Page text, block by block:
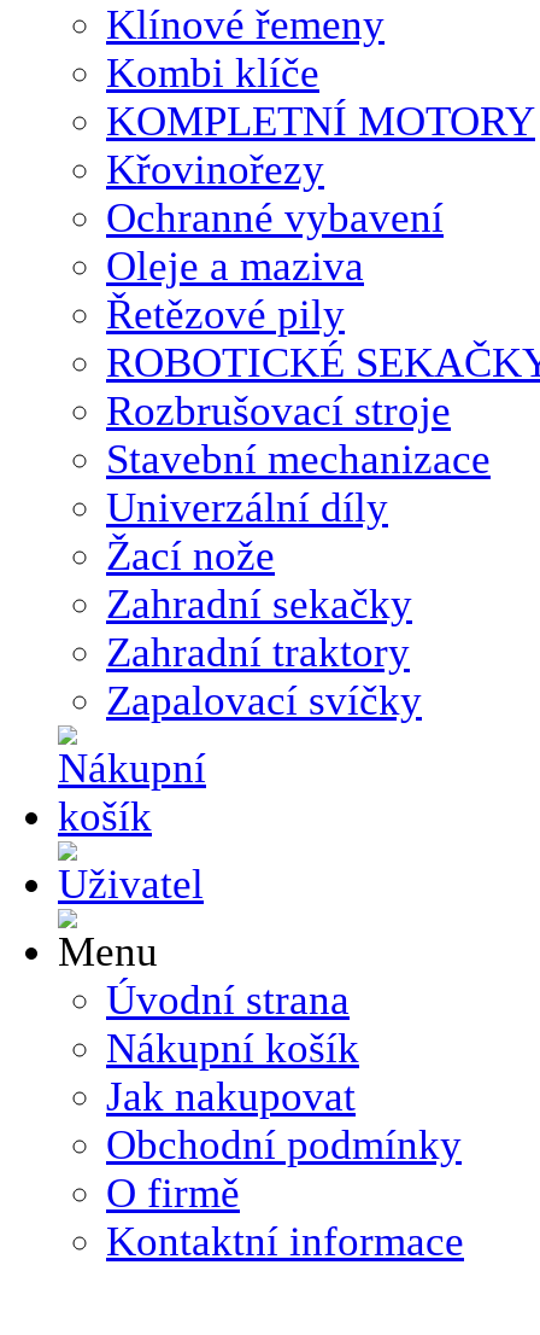
Klínové řemeny
Kombi klíče
KOMPLETNÍ MOTORY
Křovinořezy
Ochranné vybavení
Oleje a maziva
Řetězové pily
ROBOTICKÉ
Rozbrušovací stroje
Stavební mechanizace
Univerzální díly
Žací nože
Zahradní sekačky
Zahradní traktory
Zapalovací svíčky
Úvodní strana
Nákupní košík
Jak nakupovat
Obchodní podmínky
O firmě
Kontaktní informace